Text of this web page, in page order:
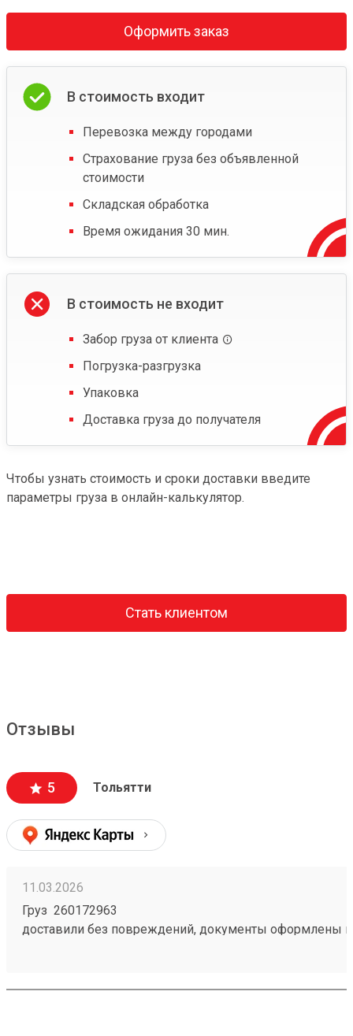
Оформить заказ
В стоимость входит
Перевозка между городами
Страхование груза без объявленной
стоимости
Складская обработка
Время ожидания 30 мин.
В стоимость не входит
Забор груза от клиента
Погрузка-разгрузка
Упаковка
Доставка груза до получателя
Чтобы узнать стоимость и сроки доставки введите
параметры груза в онлайн-калькулятор.
Стать клиентом
Отзывы
5 Тольятти
11.03.2026
Груз 260172963
доставили без повреждений, документы оформлены